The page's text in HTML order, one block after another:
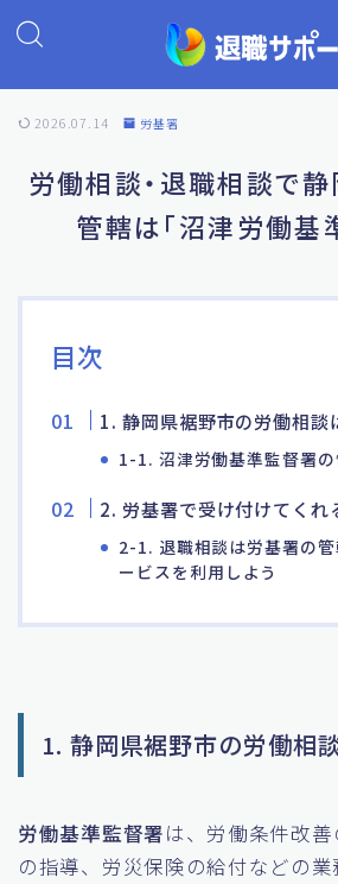
MENU
ホーム
退職代行の基礎知識
退職代行ランキング
退職代行 退職サポート
よくあるご質問
2026.07.14 労基署
労働相談・退職相談で
管轄は「沼津労働基
目次
1. 静岡県裾野市の労働相談
1-1. 沼津労働基準監督署の
2. 労基署で受け付けてくれ
2-1. 退職相談は労基署の
ービスを利用しよう
1. 静岡県裾野市の労働相
労働基準監督署は、労働条件改
の指導、労災保険の給付などの